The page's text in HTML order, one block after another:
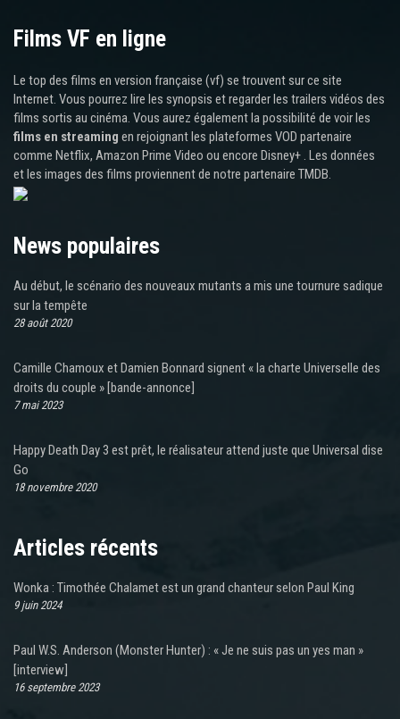
Films VF en ligne
Le top des films en version française (vf) se trouvent sur ce site
Internet. Vous pourrez lire les synopsis et regarder les trailers vidéos des
films sortis au cinéma. Vous aurez également la possibilité de voir les
films en streaming en rejoignant les plateformes VOD partenaire
comme Netflix, Amazon Prime Video ou encore Disney+ . Les données
et les images des films proviennent de notre partenaire TMDB.
News populaires
Au début, le scénario des nouveaux mutants a mis une tournure sadique
sur la tempête
28 août 2020
Camille Chamoux et Damien Bonnard signent « la charte Universelle des
droits du couple » [bande-annonce]
7 mai 2023
Happy Death Day 3 est prêt, le réalisateur attend juste que Universal dise
Go
18 novembre 2020
Articles récents
Wonka : Timothée Chalamet est un grand chanteur selon Paul King
9 juin 2024
Paul W.S. Anderson (Monster Hunter) : « Je ne suis pas un yes man »
[interview]
16 septembre 2023